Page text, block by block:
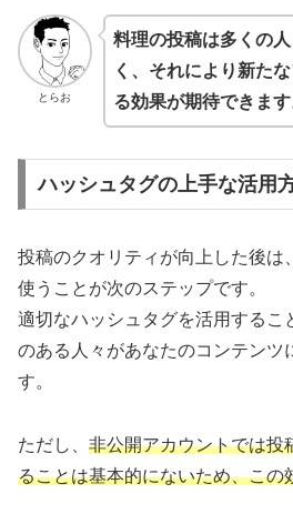
とらお
料理の投稿は多くの
く、それにより新た
る効果が期待できます
ハッシュタグの上手な活用
投稿のクオリティが向上した後は
使うことが次のステップです。
適切なハッシュタグを活用するこ
のある人々があなたのコンテンツ
す。
ただし、 非公開アカウントでは投
ることは基本的にないため、この